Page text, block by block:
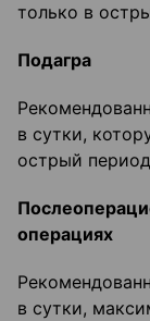
только в
Подагра
в сутки,
острый
операциях
в сутки,